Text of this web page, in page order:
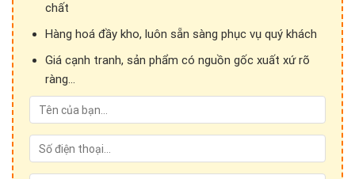
chất
Hàng hoá đầy kho, luôn sẵn sàng phục vụ quý khách
Giá cạnh tranh, sản phẩm có nguồn gốc xuất xứ rõ
ràng...